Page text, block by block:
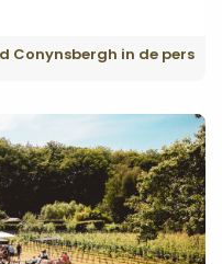
Conynsbergh in de pers